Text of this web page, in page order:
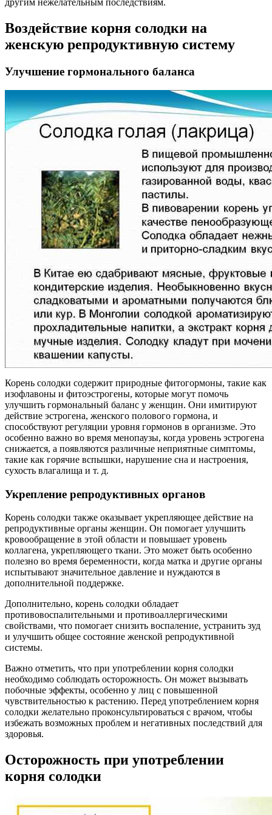
другим нежелательным последствиям.
Воздействие корня солодки на
женскую репродуктивную систему
Улучшение гормонального баланса
Корень солодки содержит природные фитогормоны, такие как
изофлавоны и фитоэстрогены, которые могут помочь
улучшить гормональный баланс у женщин. Они имитируют
действие эстрогена, женского полового гормона, и
способствуют регуляции уровня гормонов в организме. Это
особенно важно во время менопаузы, когда уровень эстрогена
снижается, а появляются различные неприятные симптомы,
такие как горячие вспышки, нарушение сна и настроения,
сухость влагалища и т. д.
Укрепление репродуктивных органов
Корень солодки также оказывает укрепляющее действие на
репродуктивные органы женщин. Он помогает улучшить
кровообращение в этой области и повышает уровень
коллагена, укрепляющего ткани. Это может быть особенно
полезно во время беременности, когда матка и другие органы
испытывают значительное давление и нуждаются в
дополнительной поддержке.
Дополнительно, корень солодки обладает
противовоспалительными и противоаллергическими
свойствами, что помогает снизить воспаление, устранить зуд
и улучшить общее состояние женской репродуктивной
системы.
Важно отметить, что при употреблении корня солодки
необходимо соблюдать осторожность. Он может вызывать
побочные эффекты, особенно у лиц с повышенной
чувствительностью к растению. Перед употреблением корня
солодки желательно проконсультироваться с врачом, чтобы
избежать возможных проблем и негативных последствий для
здоровья.
Осторожность при употреблении
корня солодки